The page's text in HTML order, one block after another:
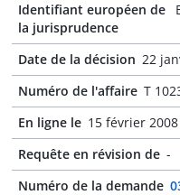
Identifiant européen de
la jurisprudence
Date de la décision 22
Numéro de l'affaire T
En ligne le 15 février 2008
Requête en révision de -
Numéro de la demande